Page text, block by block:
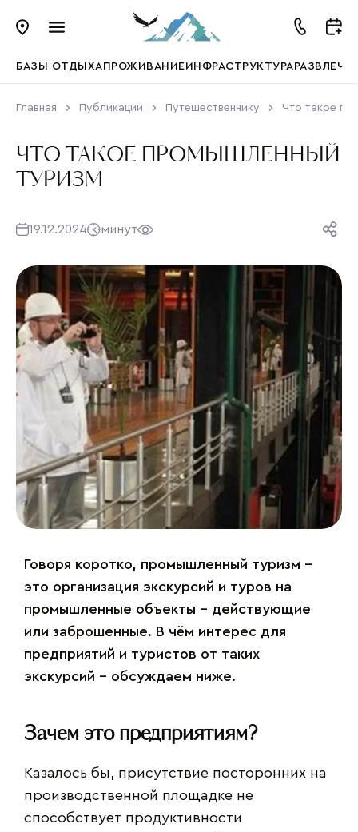
БАЗЫ ОТДЫХАПРОЖИВАНИЕИНФРАСТРУКТУРА
Главная Публикации Путешественнику Что такое
ЧТО ТАКОЕ ПРОМЫШЛЕННЫЙ
ТУРИЗМ
19.12.2024 минут
Говоря коротко, промышленный туризм –
это организация экскурсий и туров на
промышленные объекты – действующие
или заброшенные. В чём интерес для
предприятий и туристов от таких
экскурсий – обсуждаем ниже.
Зачем это предприятиям?
Казалось бы, присутствие посторонних на
производственной площадке не
способствует продуктивности